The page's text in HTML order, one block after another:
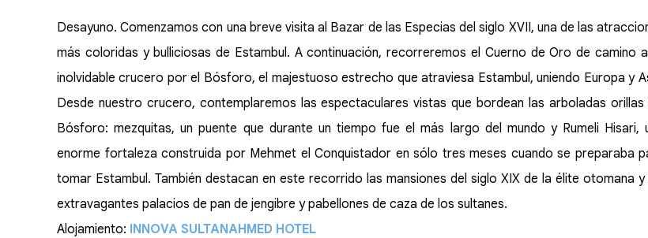
Desayuno. Comenzamos con una breve visita al Bazar de las Especias del siglo XVII, una de las
más coloridas y bulliciosas de Estambul. A continuación, recorreremos el Cuerno de Oro de camino
inolvidable crucero por el Bósforo, el majestuoso estrecho que atraviesa Estambul, uniendo Europa y
Desde nuestro crucero, contemplaremos las espectaculares vistas que bordean las arboladas orillas
Bósforo: mezquitas, un puente que durante un tiempo fue el más largo del mundo y Rumeli Hisari,
enorme fortaleza construida por Mehmet el Conquistador en sólo tres meses cuando se preparaba
tomar Estambul. También destacan en este recorrido las mansiones del siglo XIX de la élite otomana y
extravagantes palacios de pan de jengibre y pabellones de caza de los sultanes.
Alojamiento: INNOVA SULTANAHMED HOTEL